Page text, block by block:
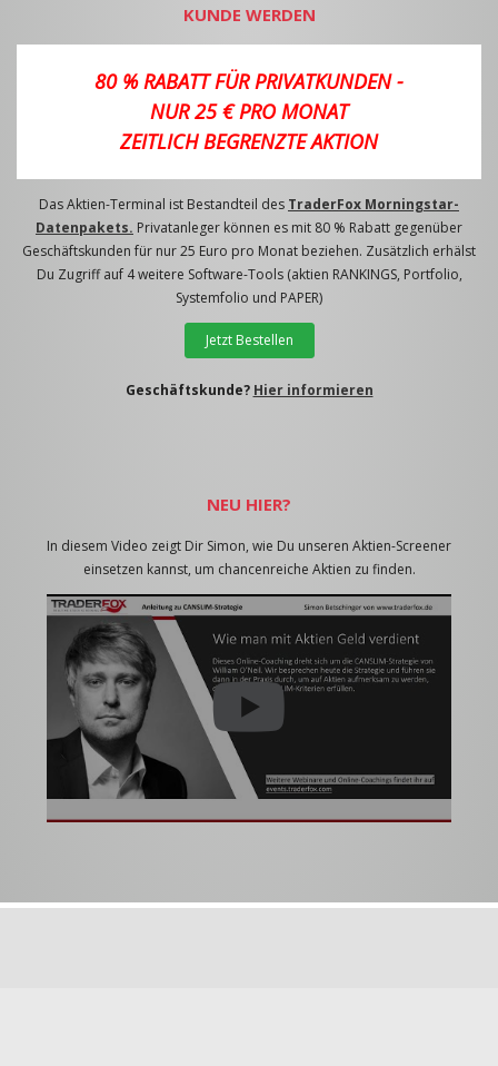
KUNDE WERDEN
80 % RABATT FÜR PRIVATKUNDEN -
NUR 25 € PRO MONAT
ZEITLICH BEGRENZTE AKTION
Das Aktien-Terminal ist Bestandteil des TraderFox Morningstar-
Datenpakets. Privatanleger können es mit 80 % Rabatt gegenüber
Geschäftskunden für nur 25 Euro pro Monat beziehen. Zusätzlich erhälst
Du Zugriff auf 4 weitere Software-Tools (aktien RANKINGS, Portfolio,
Systemfolio und PAPER)
Jetzt Bestellen
Geschäftskunde? Hier informieren
NEU HIER?
In diesem Video zeigt Dir Simon, wie Du unseren Aktien-Screener
einsetzen kannst, um chancenreiche Aktien zu finden.